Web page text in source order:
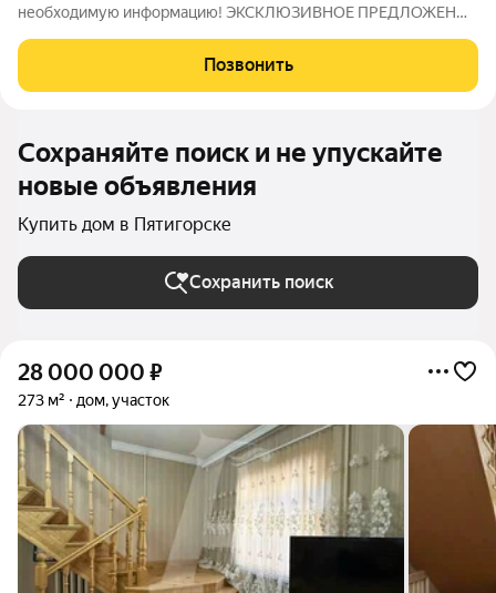
необходимую информацию! ЭКСКЛЮЗИВНОЕ ПРЕДЛОЖЕНИЕ
УКАЗАННОМУ В ОБЪЯВЛЕНИИ. Пpoдаётcя квартира на
земле-с мансардой. Вход разный. Удобства на
Позвонить
Сохраняйте поиск и не упускайте
новые объявления
Купить дом в Пятигорске
Сохранить поиск
28 000 000 ₽
273 м² дом, участок